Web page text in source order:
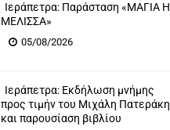
Ιεράπετρα: Παράσταση «ΜΑΓΙΑ Η
ΜΕΛΙΣΣΑ»
05/08/2026
Ιεράπετρα: Eκδήλωση μνήμης
προς τιμήν του Μιχάλη Πατεράκη
και παρουσίαση βιβλίου